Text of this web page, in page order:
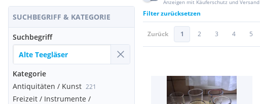
SUCHBEGRIFF & KATEGORIE
Suchbegriff
Kategorie
Antiquitäten / Kunst 221
Freizeit / Instrumente /
Anzeigen mit Käuferschutz und Versand
Filter zurücksetzen
Zurück 1 2 3 4 5